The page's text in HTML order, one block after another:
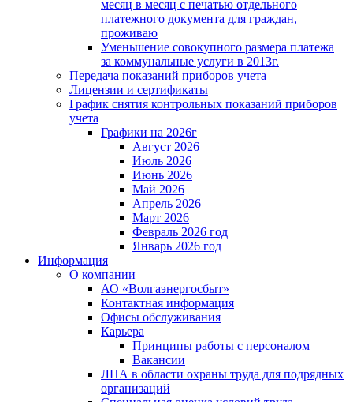
месяц в месяц с печатью отдельного
платежного документа для граждан,
проживаю
Уменьшение совокупного размера платежа
за коммунальные услуги в 2013г.
Передача показаний приборов учета
Лицензии и сертификаты
График снятия контрольных показаний приборов
учета
Графики на 2026г
Август 2026
Июль 2026
Июнь 2026
Май 2026
Апрель 2026
Март 2026
Февраль 2026 год
Январь 2026 год
Информация
О компании
АО «Волгаэнергосбыт»
Контактная информация
Офисы обслуживания
Карьера
Принципы работы с персоналом
Вакансии
ЛНА в области охраны труда для подрядных
организаций